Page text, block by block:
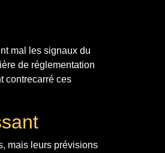
mal les signaux du
de réglementation
contrecarré ces
mais leurs prévisions